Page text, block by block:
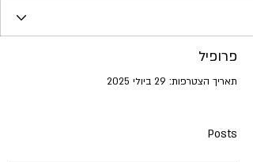
פרופיל
תאריך הצטרפות: 29 ביולי 2025
Posts